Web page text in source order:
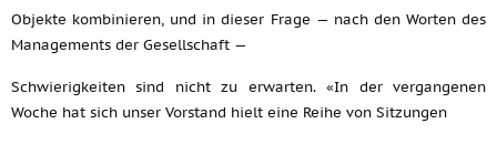
Objekte kombinieren, und in dieser Frage — nach den Worten des
Managements der Gesellschaft —
Schwierigkeiten sind nicht zu erwarten. «In der vergangenen
Woche hat sich unser Vorstand hielt eine Reihe von Sitzungen